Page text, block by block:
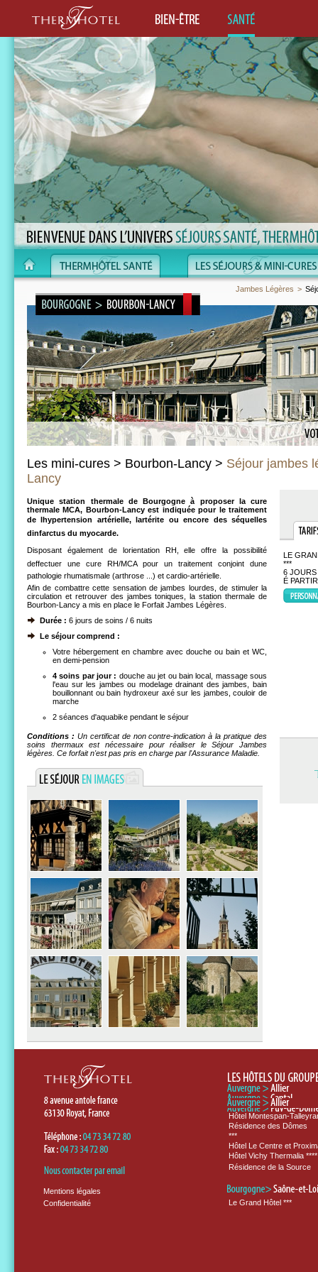
Jambes Légères >
Les mini-cures > Bourbon-Lancy > Séjour jambes
Lancy
LE
***
6
É
Unique station thermale de Bourgogne à proposer la cure
thermale MCA, Bourbon-Lancy est indiquée pour le traitement
de lhypertension artérielle, lartérite ou encore des séquelles
dinfarctus du myocarde.
Disposant également de lorientation RH, elle offre la possibilité
deffectuer une cure RH/MCA pour un traitement conjoint dune
pathologie rhumatismale (arthrose ...) et cardio-artérielle.
Afin de combattre cette sensation de jambes lourdes, de stimuler la
circulation et retrouver des jambes toniques, la station thermale de
Bourbon-Lancy a mis en place le Forfait Jambes Légères.
Durée : 6 jours de soins / 6 nuits
Le séjour comprend :
Votre hébergement en chambre avec douche ou bain et WC,
en demi-pension
4 soins par jour : douche au jet ou bain local, massage sous
l'eau sur les jambes ou modelage drainant des jambes, bain
bouillonnant ou bain hydroxeur axé sur les jambes, couloir de
marche
2 séances d'aquabike pendant le séjour
Conditions : Un certificat de non contre-indication à la pratique des
soins thermaux est nécessaire pour réaliser le Séjour Jambes
légères. Ce forfait n'est pas pris en charge par l'Assurance Maladie.
Mentions légales
Confidentialité
Hôtel Montespan-
Résidence des Dômes
***
Hôtel Le Centre et
Hôtel Vichy Thermalia ****
Résidence de la Source
Le Grand Hôtel ***